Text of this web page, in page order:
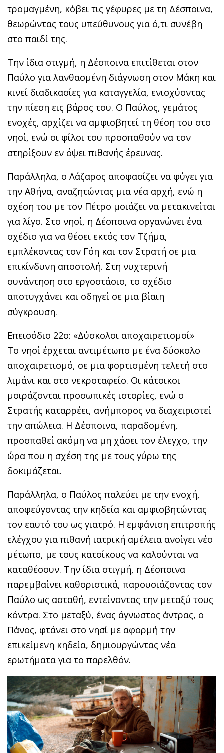
τρομαγμένη, κόβει τις γέφυρες με τη Δέσποινα,
θεωρώντας τους υπεύθυνους για ό,τι συνέβη
στο παιδί της.
Την ίδια στιγμή, η Δέσποινα επιτίθεται στον
Παύλο για λανθασμένη διάγνωση στον Μάκη και
κινεί διαδικασίες για καταγγελία, ενισχύοντας
την πίεση εις βάρος του. Ο Παύλος, γεμάτος
ενοχές, αρχίζει να αμφισβητεί τη θέση του στο
νησί, ενώ οι φίλοι του προσπαθούν να τον
στηρίξουν εν όψει πιθανής έρευνας.
Παράλληλα, ο Λάζαρος αποφασίζει να φύγει για
την Αθήνα, αναζητώντας μια νέα αρχή, ενώ η
σχέση του με τον Πέτρο μοιάζει να μετακινείται
για λίγο. Στο νησί, η Δέσποινα οργανώνει ένα
σχέδιο για να θέσει εκτός τον Τζήμα,
εμπλέκοντας τον Γόη και τον Στρατή σε μια
επικίνδυνη αποστολή. Στη νυχτερινή
συνάντηση στο εργοστάσιο, το σχέδιο
αποτυγχάνει και οδηγεί σε μια βίαιη
σύγκρουση.
Επεισόδιο 22ο: «Δύσκολοι αποχαιρετισμοί»
Tο νησί έρχεται αντιμέτωπο με ένα δύσκολο
αποχαιρετισμό, σε μια φορτισμένη τελετή στο
λιμάνι και στο νεκροταφείο. Οι κάτοικοι
μοιράζονται προσωπικές ιστορίες, ενώ ο
Στρατής καταρρέει, ανήμπορος να διαχειριστεί
την απώλεια. Η Δέσποινα, παραδομένη,
προσπαθεί ακόμη να μη χάσει τον έλεγχο, την
ώρα που η σχέση της με τους γύρω της
δοκιμάζεται.
Παράλληλα, ο Παύλος παλεύει με την ενοχή,
αποφεύγοντας την κηδεία και αμφισβητώντας
τον εαυτό του ως γιατρό. Η εμφάνιση επιτροπής
ελέγχου για πιθανή ιατρική αμέλεια ανοίγει νέο
μέτωπο, με τους κατοίκους να καλούνται να
καταθέσουν. Την ίδια στιγμή, η Δέσποινα
παρεμβαίνει καθοριστικά, παρουσιάζοντας τον
Παύλο ως ασταθή, εντείνοντας την μεταξύ τους
κόντρα. Στο μεταξύ, ένας άγνωστος άντρας, ο
Πάνος, φτάνει στο νησί με αφορμή την
επικείμενη κηδεία, δημιουργώντας νέα
ερωτήματα για το παρελθόν.